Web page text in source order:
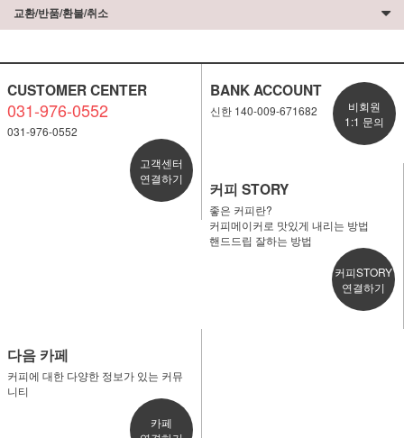
교환/반품/환불/취소
CUSTOMER CENTER
031-976-0552
031-976-0552
고객센터
연결하기
BANK ACCOUNT
신한 140-009-671682
비회원
1:1 문의
커피 STORY
좋은 커피란?
커피메이커로 맛있게 내리는 방법
핸드드립 잘하는 방법
커피STORY
연결하기
다음 카페
커피에 대한 다양한 정보가 있는 커뮤
니티
카페